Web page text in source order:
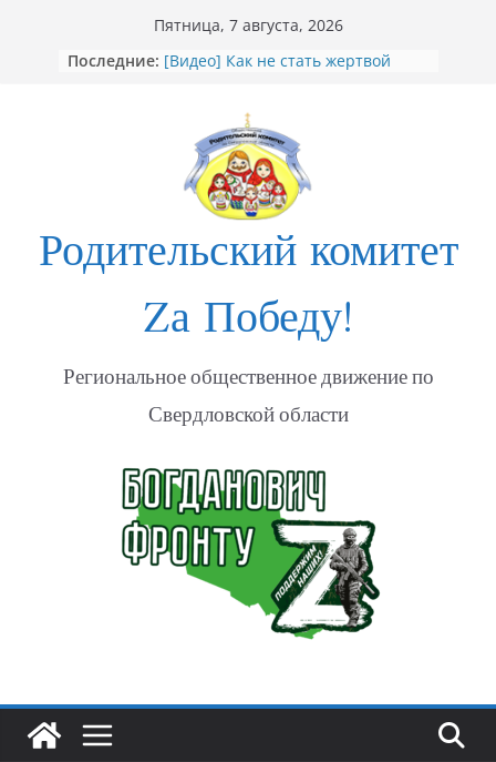
содержимому
Пятница, 7 августа, 2026
Последние: [Видео] Как не стать жертвой
участникам СВО в Богдановиче
ФОТО Годовщина освобождения
Мариуполя
Годовщина освобождения
МАРИУПОЛЯ
«Душевный порыв. Доброволец»
Родительский комитет
Zа Победу!
Региональное общественное движение по
Свердловской области